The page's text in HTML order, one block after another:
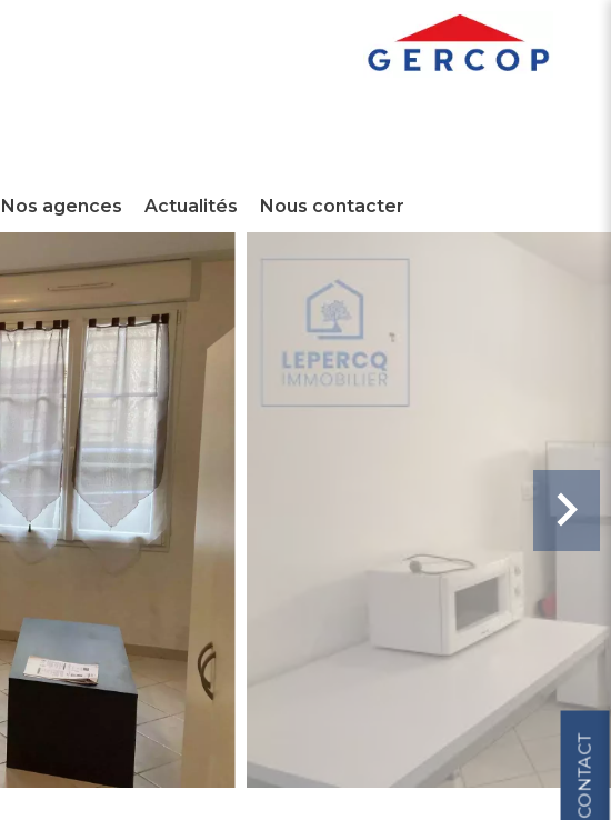
Nos agences Actualités Nous contacter
CONTACT